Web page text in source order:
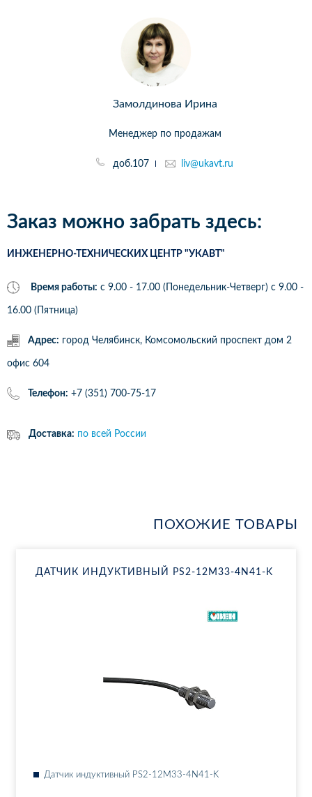
Замолдинова Ирина
Менеджер по продажам
доб.107 liv@ukavt.ru
Заказ можно забрать здесь:
ИНЖЕНЕРНО-ТЕХНИЧЕСКИХ ЦЕНТР "УКАВТ"
Время работы: с 9.00 - 17.00 (Понедельник-Четверг) c 9.00 -
16.00 (Пятница)
Адрес: город Челябинск, Комсомольский проспект дом 2
офис 604
Телефон: +7 (351) 700-75-17
Доставка: по всей России
ПОХОЖИЕ ТОВАРЫ
ДАТ­ЧИК ИН­ДУК­ТИВ­НЫЙ PS2-12M33-4N41-K
Дат­чик ин­дук­тив­ный PS2-12M33-4N41-K